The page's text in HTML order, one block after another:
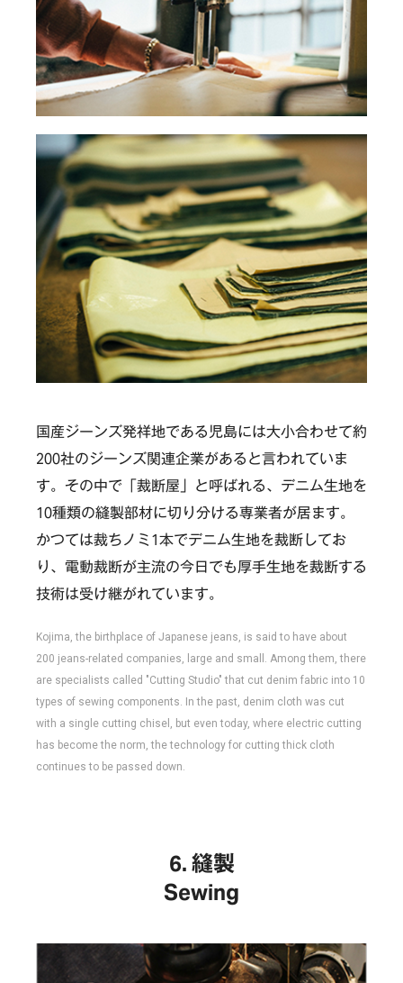
国産ジーンズ発祥地である児島には大小合わせて約
200社のジーンズ関連企業があると言われていま
す。その中で「裁断屋」と呼ばれる、デニム生地を
10種類の縫製部材に切り分ける専業者が居ます。
かつては裁ちノミ1本でデニム生地を裁断してお
り、電動裁断が主流の今日でも厚手生地を裁断する
技術は受け継がれています。
Kojima, the birthplace of Japanese jeans, is said to have about
200 jeans-related companies, large and small. Among them, there
are specialists called "Cutting Studio" that cut denim fabric into 10
types of sewing components. In the past, denim cloth was cut
with a single cutting chisel, but even today, where electric cutting
has become the norm, the technology for cutting thick cloth
continues to be passed down.
縫製
Sewing